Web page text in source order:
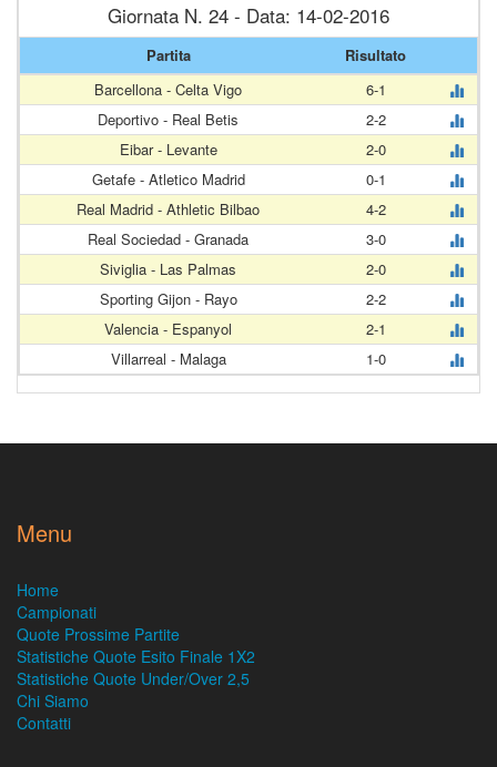
Giornata N. 24 - Data: 14-02-2016
Partita
Risultato
Barcellona - Celta Vigo
6-1
Deportivo - Real Betis
2-2
Eibar - Levante
2-0
Getafe - Atletico Madrid
0-1
Real Madrid - Athletic Bilbao
4-2
Real Sociedad - Granada
3-0
Siviglia - Las Palmas
2-0
Sporting Gijon - Rayo
2-2
Valencia - Espanyol
2-1
Villarreal - Malaga
1-0
Menu
Home
Campionati
Quote Prossime Partite
Statistiche Quote Esito Finale 1X2
Statistiche Quote Under/Over 2,5
Chi Siamo
Contatti